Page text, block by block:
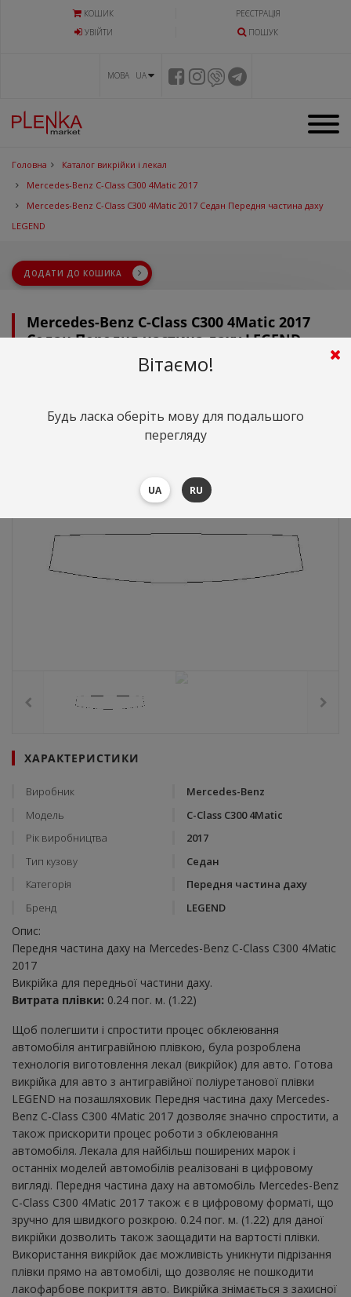
КОШИК
РЕЄСТРАЦІЯ
УВIЙТИ
ПОШУК
МОВА UA
Головна
Каталог викрійки і лекал
Mercedes-Benz C-Class C300 4Matic 2017
Mercedes-Benz C-Class C300 4Matic 2017 Седан Передня частина даху
LEGEND
ДОДАТИ ДО КОШИКА
Mercedes-Benz C-Class C300 4Matic 2017
Седан Передня частина даху LEGEND
ХАРАКТЕРИСТИКИ
Виробник
Mercedes-Benz
Модель
C-Class C300 4Matic
Рік виробництва
2017
Тип кузову
Седан
Категорія
Передня частина даху
Бренд
LEGEND
Опис:
Передня частина даху на Mercedes-Benz C-Class C300 4Matic
2017
Викрійка для передньої частини даху.
Витрата плівки: 0.24 пог. м. (1.22)
Щоб полегшити і спростити процес обклеювання
автомобіля антигравійною плівкою, була розроблена
технологія виготовлення лекал (викрійок) для авто. Готова
викрійка для авто з антигравійної поліуретанової плівки
LEGEND на позашляховик Передня частина даху Mercedes-
Benz C-Class C300 4Matic 2017 дозволяє значно спростити, а
також прискорити процес роботи з обклеювання
автомобіля. Лекала для найбільш поширених марок і
останніх моделей автомобілів реалізовані в цифровому
вигляді. Передня частина даху на автомобіль Mercedes-Benz
C-Class C300 4Matic 2017 також є в цифровому форматі, що
зручно для швидкого розкрою. 0.24 пог. м. (1.22) для даної
викрійки дозволить також заощадити на вартості плівки.
Використання викрійок дає можливість уникнути підрізання
плівки прямо на автомобілі, що дозволяє не пошкодити
лакофарбове покриття авто. Викрійка знімається з захисної
Вітаємо!
Будь ласка оберіть мову для подальшого
перегляду
UA RU